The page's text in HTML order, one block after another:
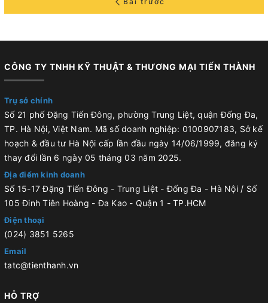
CÔNG TY TNHH KỸ THUẬT & THƯƠNG MẠI TIẾN THÀNH
Trụ sở chính
Số 21 phố Đặng Tiến Đông, phường Trung Liệt, quận Đống Đa,
TP. Hà Nội, Việt Nam. Mã số doanh nghiệp: 0100907183, Sở kế
hoạch & đầu tư Hà Nội cấp lần đầu ngày 14/06/1999, đăng ký
thay đổi lần 6 ngày 05 tháng 03 năm 2025.
Địa điểm kinh doanh
Số 15-17 Đặng Tiến Đông - Trung Liệt - Đống Đa - Hà Nội / Số
105 Đinh Tiên Hoàng - Đa Kao - Quận 1 - TP.HCM
Điện thoại
(024) 3851 5265
Email
tatc@tienthanh.vn
HỖ TRỢ